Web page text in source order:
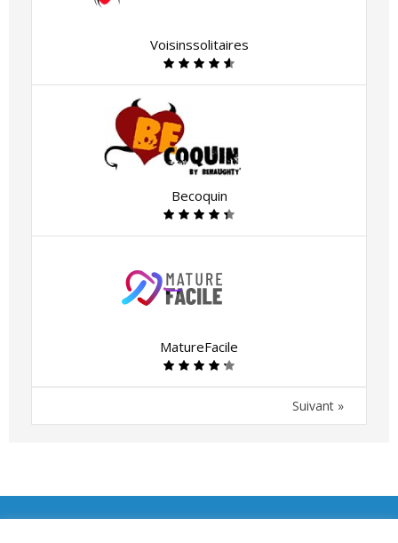
Voisinssolitaires
Becoquin
MatureFacile
Suivant »